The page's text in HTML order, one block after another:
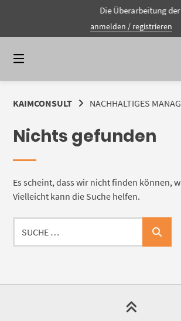
zum
Die Überarbeitung
anmelden / registrieren
KAIMCONSULT NACHHALTIGES
Nichts gefunden
Es scheint, dass wir nicht finden können,
Vielleicht kann die Suche helfen.